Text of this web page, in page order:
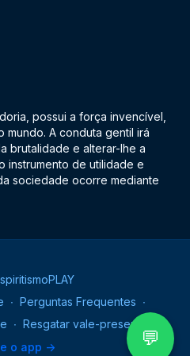
💬
possui a força invencível,
mundo. A conduta gentil irá
brutalidade e alterar-lhe a
instrumento de utilidade e
sociedade ocorre mediante
∙ Perguntas Frequentes ∙
∙ Resgatar vale-presente
o app ->